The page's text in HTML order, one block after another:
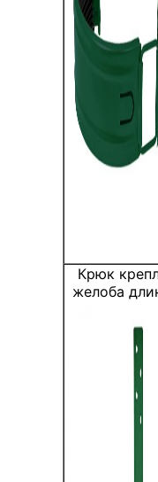
Крюк
желоба